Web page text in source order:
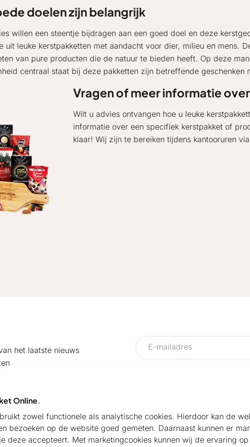
doelen zijn belangrijk
willen een steentje bijdragen aan een goed doel en deze
uit leuke kerstpakketten met aandacht voor dier, milieu en mens.
van pure producten die de natuur te bieden heeft. Op deze
centraal staat bij deze pakketten zijn betreffende geschenken
Vragen of meer informatie
Wilt u advies ontvangen hoe u leuke
informatie over een specifiek kerstpakket of
klaar! Wij zijn te bereiken tijdens kantooruren
het laatste nieuws
Helpdesk
Online.
zowel functionele als analytische cookies. Hierdoor kan de
bezoeken op de website goed gemeten. Daarnaast kunnen er
deze accepteert. Met marketingcookies kunnen wij de ervaring